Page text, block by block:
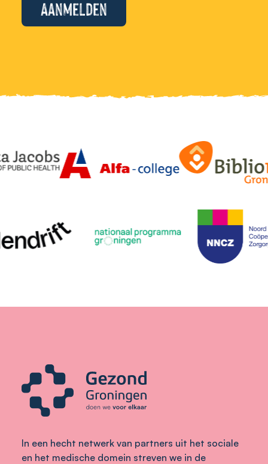
Aanmelden
In een hecht netwerk van partners uit het sociale
en het medische domein streven we in de